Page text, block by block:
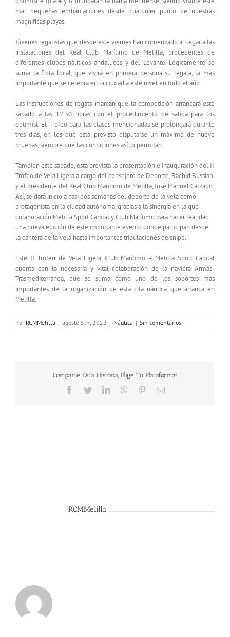
mar pequeñas embarcaciones desde cualquier punto de nuestras
magníficas playas.
Jóvenes regatistas que desde este viernes han comenzado a llegar a las
instalaciones del Real Club Marítimo de Melilla, procedentes de
diferentes clubes náuticos andaluces y del Levante. Lógicamente se
suma la flota local, que vivirá en primera persona su regata, la más
importante que se celebra en la ciudad a este nivel en todo el año.
Las instrucciones de regata marcan que la competición arrancará este
sábado a las 12:30 horas con el procedimiento de salida para los
optimist. El Trofeo para las clases mencionadas se prolongará durante
tres días, en los que está previsto disputarse un máximo de nueve
pruebas, siempre que las condiciones así lo permitan.
También este sábado, está prevista la presentación e inauguración del II
Trofeo de Vela Ligera a cargo del consejero de Deporte, Rachid Bussian,
y el presidente del Real Club Marítimo de Melilla, José Manuel Calzado.
Así, se dará inicio a casi dos semanas del deporte de la vela como
protagonista en la ciudad autónoma, gracias a la sinergia en la que
colaboración Melilla Sport Capital y Club Marítimo para hacer realidad
una nueva edición de este importante evento donde participan desde
la cantera de la vela hasta importantes tripulaciones de snipe.
Este II Trofeo de Vela Ligera Club Marítimo – Melilla Sport Capital
cuenta con la necesaria y vital colaboración de la naviera Armas-
Trasmediterrànea, que se suma como uno de los soportes más
importantes de la organización de esta cita náutica que arranca en
Melilla.
Por RCMMelilla | agosto 5th, 2022 | Náutica | Sin comentarios
Comparte Esta Historia, Elige Tu Plataforma!
Facebook
TwitterLinkedInWhatsApp
PinterestCorreo
RCMMelilla